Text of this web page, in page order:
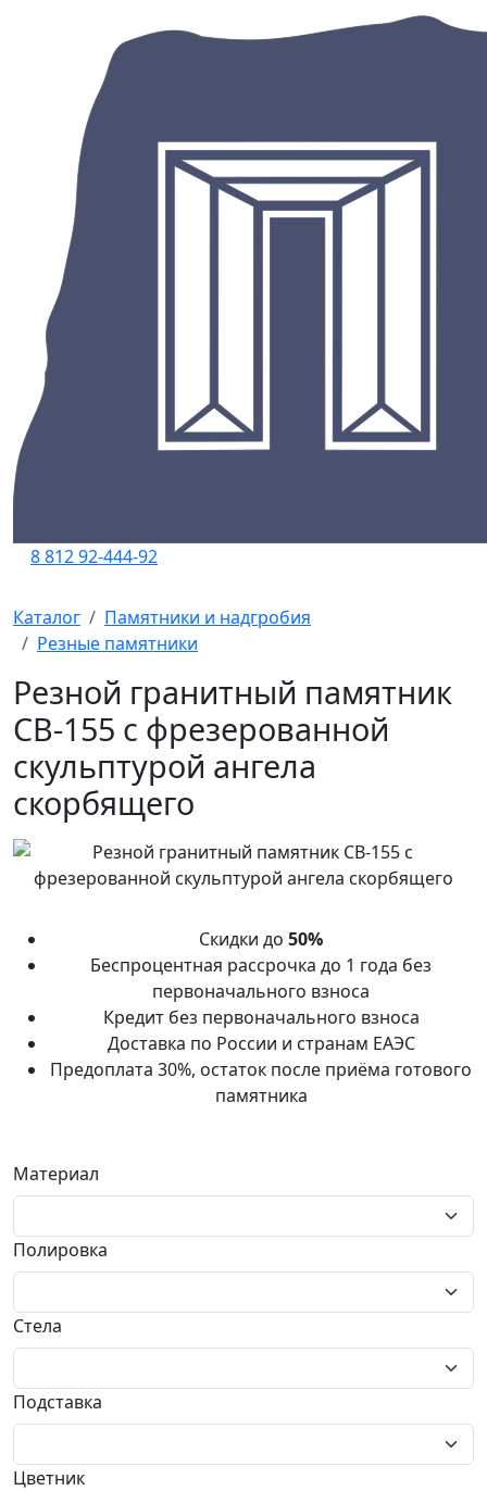
8 812 92-444-92
Каталог
Памятники и надгробия
Резные памятники
Резной гранитный памятник
СВ-155 с фрезерованной
скульптурой ангела
скорбящего
Скидки до 50%
Беспроцентная рассрочка до 1 года без
первоначального взноса
Кредит без первоначального взноса
Доставка по России и странам ЕАЭС
Предоплата 30%, остаток после приёма готового
памятника
Материал
Полировка
Стела
Подставка
Цветник